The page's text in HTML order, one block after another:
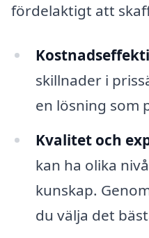
fördelaktigt att
skillnader i
en lösning som
Kvalitet och
kan ha olika
kunskap.
du välja det